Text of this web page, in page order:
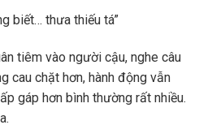
biết… thưa thiếu tá”
tiêm vào người cậu, nghe câu
cau chặt hơn, hành động vẫn
gáp hơn bình thường rất nhiều.